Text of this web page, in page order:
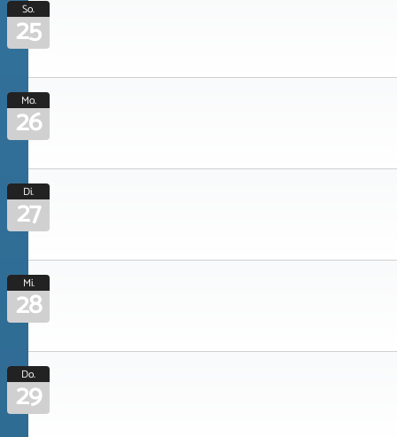
So.
25
Mo.
26
Di.
27
Mi.
28
Do.
29